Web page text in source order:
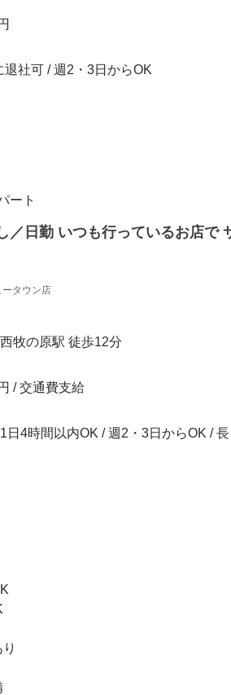
退社可 / 週2・3日からOK
ート
／日勤 いつも行っているお店で
ータウン店
牧の原駅 徒歩12分
/ 交通費支給
日4時間以内OK / 週2・3日からOK / 長